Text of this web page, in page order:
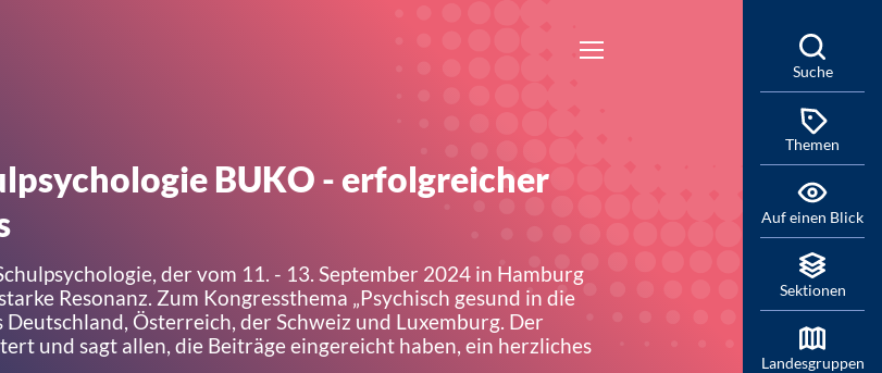
BUKO - erfolgreicher
der vom 11. - 13. September 2024 in Hamburg
Resonanz. Zum Kongressthema „Psychisch gesund in die
Österreich, der Schweiz und Luxemburg. Der
und sagt allen, die Beiträge eingereicht haben, ein herzliches
Suche
Themen
Auf einen Blick
Sektionen
Landesgruppen